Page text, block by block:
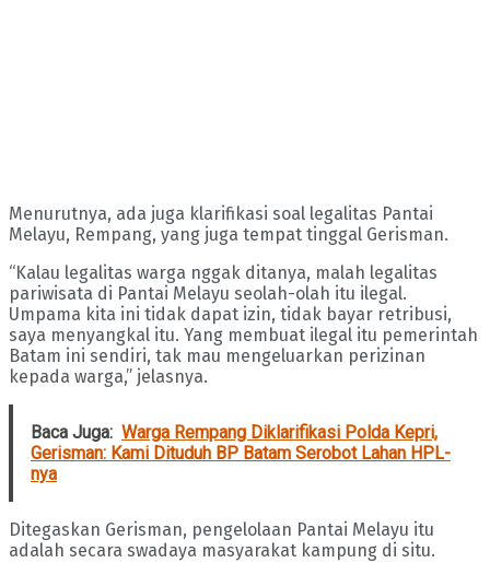
Menurutnya, ada juga klarifikasi soal legalitas Pantai
Melayu, Rempang, yang juga tempat tinggal Gerisman.
“Kalau legalitas warga nggak ditanya, malah legalitas
pariwisata di Pantai Melayu seolah-olah itu ilegal.
Umpama kita ini tidak dapat izin, tidak bayar retribusi,
saya menyangkal itu. Yang membuat ilegal itu pemerintah
Batam ini sendiri, tak mau mengeluarkan perizinan
kepada warga,” jelasnya.
Baca Juga: Warga Rempang Diklarifikasi Polda Kepri,
Gerisman: Kami Dituduh BP Batam Serobot Lahan HPL-
nya
Ditegaskan Gerisman, pengelolaan Pantai Melayu itu
adalah secara swadaya masyarakat kampung di situ.